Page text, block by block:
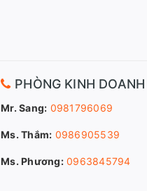
PHÒNG KINH DOANH
Mr. Sang: 0981796069
Ms. Thắm: 0986905539
Ms. Phương: 0963845794